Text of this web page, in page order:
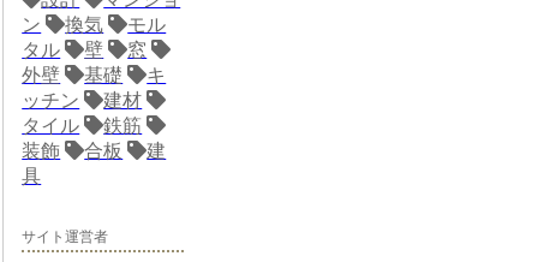
ン
換気
モル
タル
壁
窓
外壁
基礎
キ
ッチン
建材
タイル
鉄筋
装飾
合板
建
具
サイト運営者